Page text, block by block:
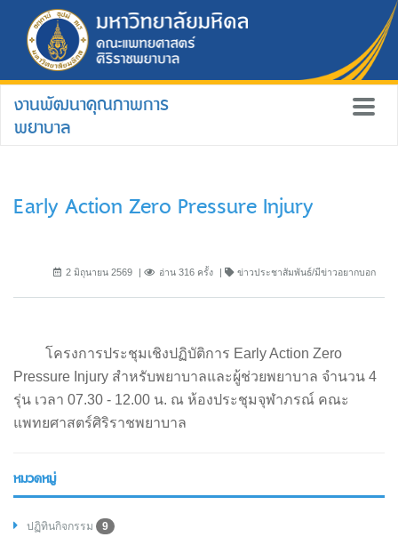
งานพัฒนาคุณภาพการ
พยาบาล
Early Action Zero Pressure Injury
2 มิถุนายน 2569 อ่าน 316 ครั้ง ข่าวประชาสัมพันธ์/มีข่าวอยากบอก
โครงการประชุมเชิงปฏิบัติการ Early Action Zero
Pressure Injury สำหรับพยาบาลและผู้ช่วยพยาบาล จำนวน 4
รุ่น เวลา 07.30 - 12.00 น. ณ ห้องประชุมจุฬาภรณ์ คณะ
แพทยศาสตร์ศิริราชพยาบาล
หมวดหมู่
ปฏิทินกิจกรรม 9